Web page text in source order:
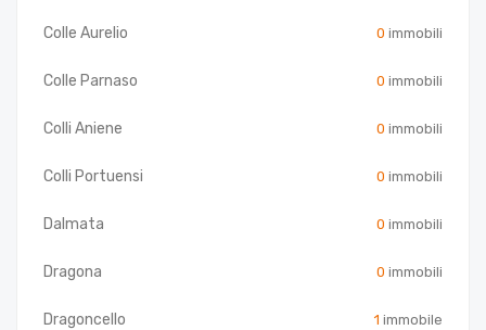
Colle Aurelio 0 immobili
Colle Parnaso 0 immobili
Colli Aniene 0 immobili
Colli Portuensi 0 immobili
Dalmata 0 immobili
Dragona 0 immobili
Dragoncello 1 immobile